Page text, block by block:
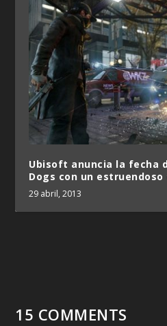
Ubisoft anuncia la fecha
Dogs con un
29 abril, 2013
15 COMMENTS